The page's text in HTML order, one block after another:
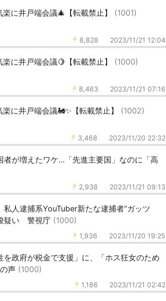
に井戸端会議🎄【転載禁止】 (1001)
8,828 2023/11/21 12:04
に井戸端会議🍋【転載禁止】 (1000)
8,463 2023/11/21 07:16
に井戸端会議🚂✨【転載禁止】 (1002)
3,468 2023/11/20 22:32
者が増えたワケ…「先進主要国」なのに「高
2,938 2023/11/21 09:13
私人逮捕系YouTuber新たな逮捕者“ガッツ
疑い 警視庁 (1000)
1,936 2023/11/20 19:25
を政府が税金で支援」に、「ホス狂女のため
声 (1000)
1,186 2023/11/21 02:42